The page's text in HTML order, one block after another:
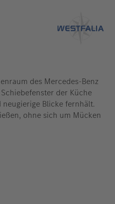
des Mercedes-Benz
der Küche
Blicke fernhält.
ohne sich um Mücken